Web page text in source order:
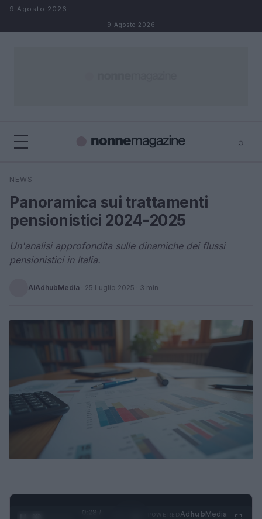
Salta al contenuto
9 Agosto 2026
9 Agosto 2026
⌕
Cerca
NEWS
Panoramica sui trattamenti
pensionistici 2024-2025
Un'analisi approfondita sulle dinamiche dei flussi
pensionistici in Italia.
AiAdhubMedia · 25 Luglio 2025 · 3 min
0:29 /
AdhubMedia